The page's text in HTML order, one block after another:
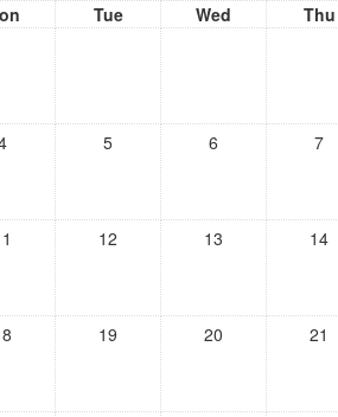
Tue Wed Thu
5 6 7
12 13 14
19 20 21